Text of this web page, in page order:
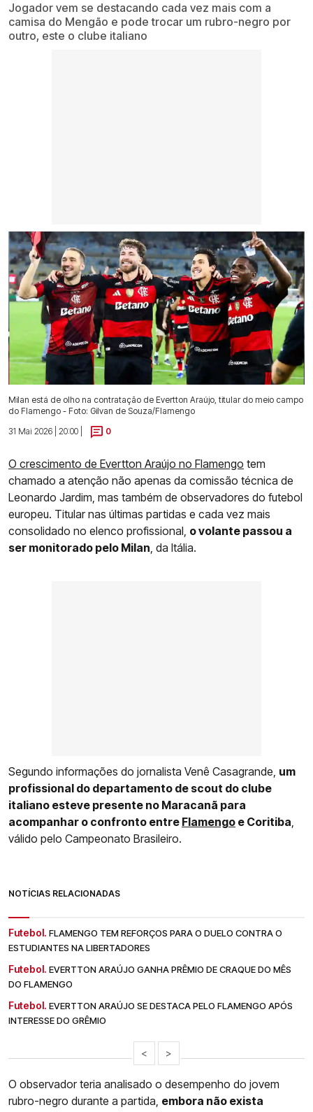
Jogador vem se destacando cada vez mais com a
camisa do Mengão e pode trocar um rubro-negro por
outro, este o clube italiano
Milan está de olho na contratação de Evertton Araújo, titular do meio campo
do Flamengo - Foto: Gilvan de Souza/Flamengo
31 Mai 2026 | 20:00 |
0
O crescimento de Evertton Araújo no Flamengo tem
chamado a atenção não apenas da comissão técnica de
Leonardo Jardim, mas também de observadores do futebol
europeu. Titular nas últimas partidas e cada vez mais
consolidado no elenco profissional, o volante passou a
ser monitorado pelo Milan , da Itália.
Segundo informações do jornalista Venê Casagrande, um
profissional do departamento de scout do clube
italiano esteve presente no Maracanã para
acompanhar o confronto entre Flamengo e Coritiba
válido pelo Campeonato Brasileiro.
NOTÍCIAS RELACIONADAS
Futebol. FLAMENGO TEM REFORÇOS PARA O DUELO CONTRA O
ESTUDIANTES NA LIBERTADORES
Futebol. EVERTTON ARAÚJO GANHA PRÊMIO DE CRAQUE DO MÊS
DO FLAMENGO
Futebol. EVERTTON ARAÚJO SE DESTACA PELO FLAMENGO APÓS
INTERESSE DO GRÊMIO
< >
O observador teria analisado o desempenho do jovem
rubro-negro durante a partida, embora não exista